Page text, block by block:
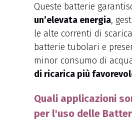
Queste batterie
un’elevata energia,
le alte correnti di
batterie tubolari e
minor consumo di
di ricarica più
Quali applicazioni
per l'uso delle